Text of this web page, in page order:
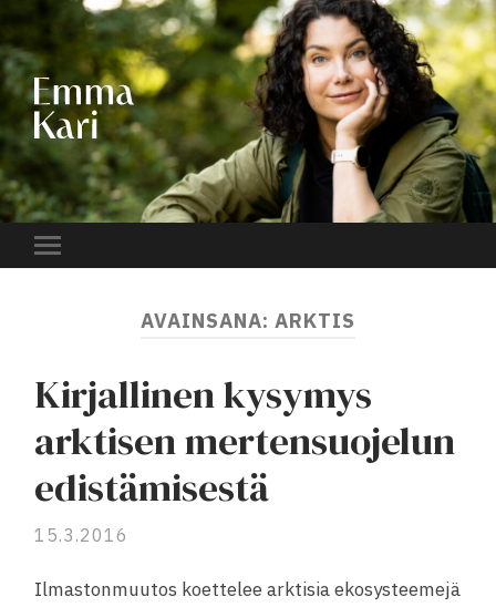
EMMA
KARI
Toggle
AVAINSANA: ARKTIS
Kirjallinen kysymys
arktisen mertensuojelun
edistämisestä
15.3.2016
Ilmastonmuutos koettelee arktisia ekosysteemejä